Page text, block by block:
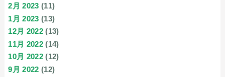
2月 2023 (11)
1月 2023 (13)
12月 2022 (13)
11月 2022 (14)
10月 2022 (12)
9月 2022 (12)